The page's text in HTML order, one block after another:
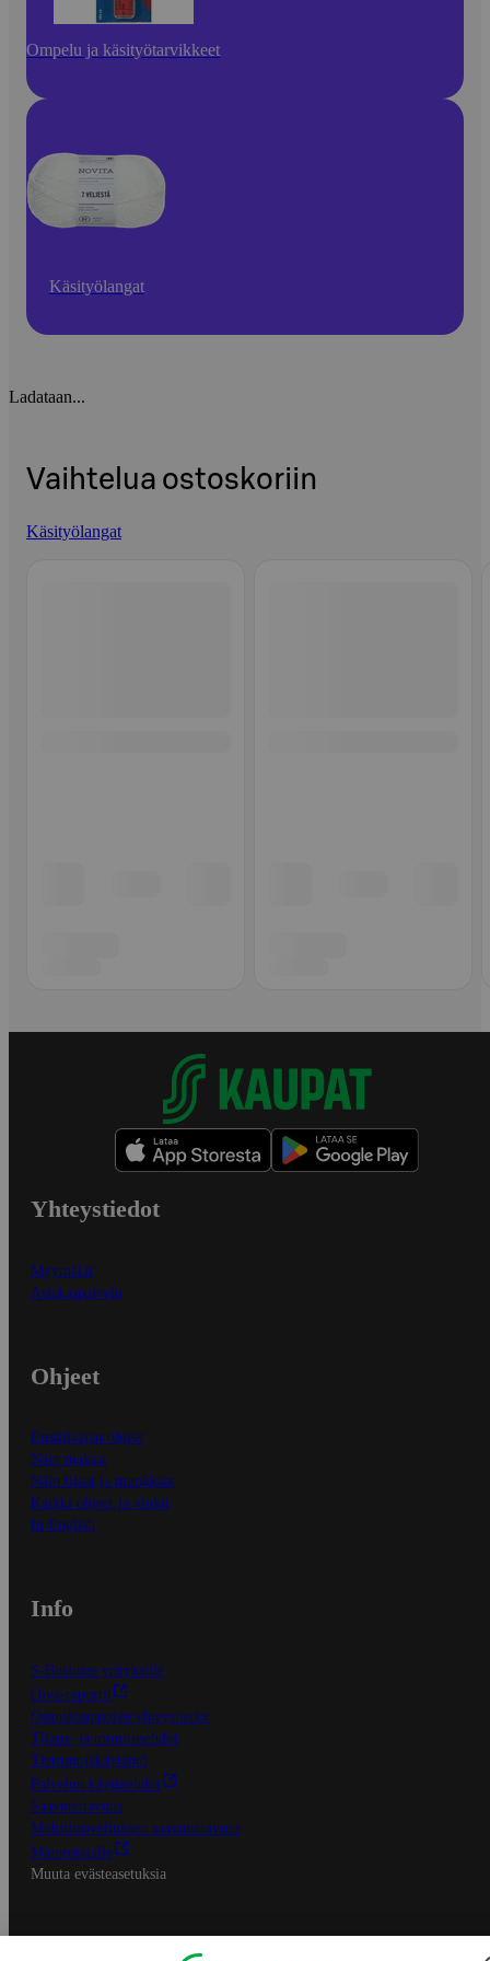
Ompelu ja käsityötarvikkeet
Käsityölangat
Ladataan...
Vaihtelua ostoskoriin
Käsityölangat
Yhteystiedot
Myymälät
Asiakaspalvelu
Ohjeet
Ensitilaajan ohjeet
Näin maksat
Näin tilaat ja muokkaat
Kaikki ohjeet ja vinkit
In English
Info
S-Business yrityksille
Oiva-raportit
Osuuskauppojen yhteystiedot
Tilaus- ja toimitusehdot
Tietosuojakäytäntö
Palvelun käyttöehdot
Saavutettavuus
Mobiilisovelluksen saavutettavuus
Mainostajalle
Muuta evästeasetuksia